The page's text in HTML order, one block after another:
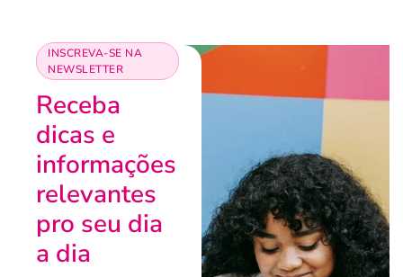
INSCREVA-SE NA
NEWSLETTER
Receba
dicas e
informações
relevantes
pro seu dia
a dia